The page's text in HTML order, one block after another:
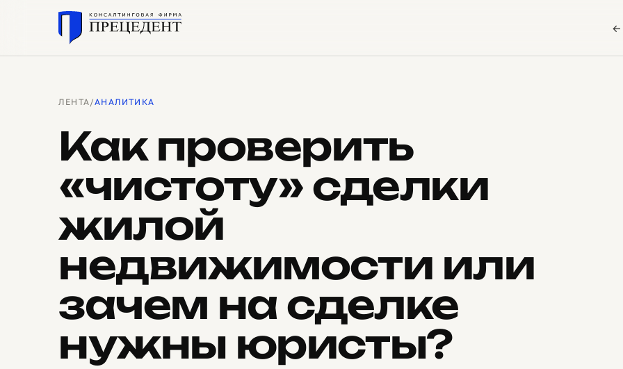
←
ЛЕНТА/АНАЛИТИКА
Как проверить
«чистоту» сделки
жилой
недвижимости или
зачем на сделке
нужны юристы?